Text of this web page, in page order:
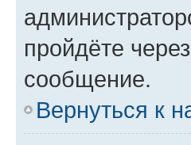
пройдёте
сообщение.
Вернуться к